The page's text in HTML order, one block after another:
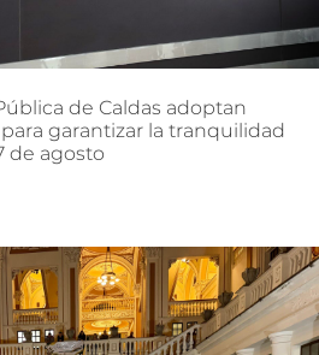
de Caldas adoptan
para garantizar la tranquilidad
de agosto